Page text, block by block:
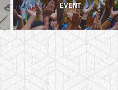
EVENT